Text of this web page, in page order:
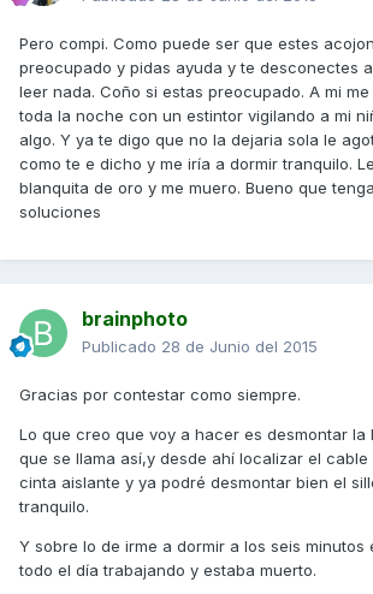
Pero compi. Como puede ser que estes
preocupado y pidas ayuda y te desconectes
leer nada. Coño si estas preocupado. A mi
toda la noche con un estintor vigilando a mi
algo. Y ya te digo que no la dejaria sola le
como te e dicho y me iría a dormir tranquilo.
blanquita de oro y me muero. Bueno que
soluciones
brainphoto
Publicado 28 de Junio del 2015
Gracias por contestar como siempre.
Lo que creo que voy a hacer es desmontar la
que se llama así,y desde ahí localizar el
cinta aislante y ya podré desmontar bien el
tranquilo.
Y sobre lo de irme a dormir a los seis minutos
todo el día trabajando y estaba muerto.